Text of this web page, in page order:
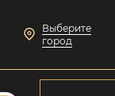
Выберите
город